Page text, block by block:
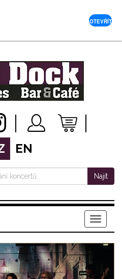
EN
Najít
Menu
OTEVŘÍT